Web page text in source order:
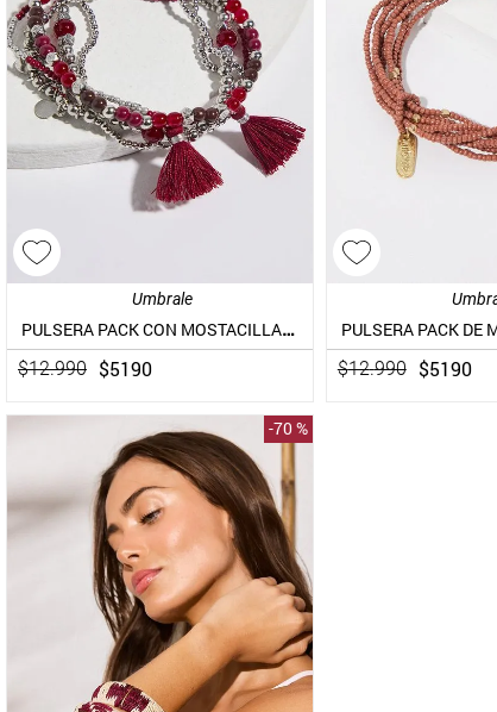
Umbrale
PULSERA PACK CON MOSTACILLAS Y DETALLES METÁLICOS
$12.990 $5190
PULSERA PACK DE
$12.990 $5190
-70 %